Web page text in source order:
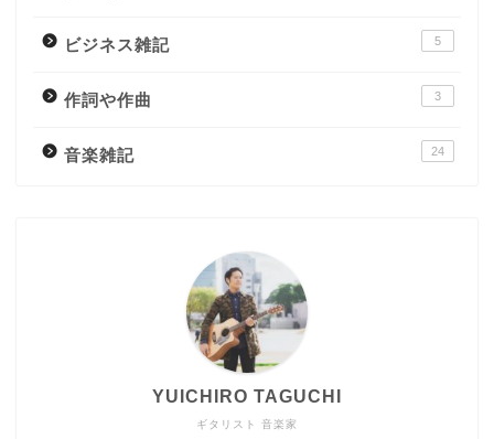
ビジネス雑記 5
作詞や作曲 3
音楽雑記 24
ギタリスト 音楽家
YUICHIRO TAGUCHI